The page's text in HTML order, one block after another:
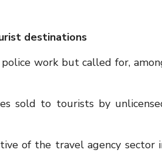
destinations
work but called for,
sold to tourists by
of the travel agency sector